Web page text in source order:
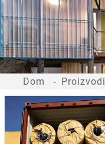
Dom Proizvodi